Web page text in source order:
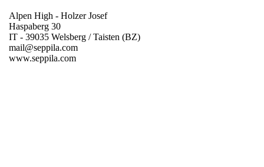
Alpen High - Holzer Josef
Haspaberg 30
IT - 39035 Welsberg / Taisten (BZ)
mail@seppila.com
www.seppila.com